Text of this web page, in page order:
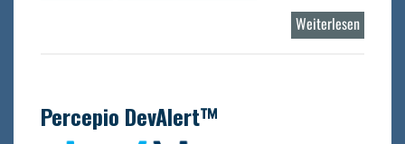
Weiterlesen
Percepio DevAlert™